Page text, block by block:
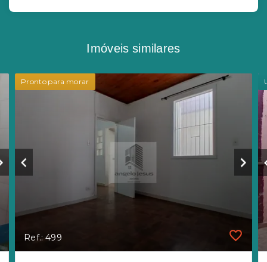
Imóveis similares
Pronto para morar
Ref.: 499